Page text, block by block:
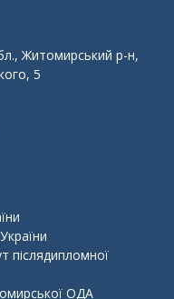
Житомирський р-н,
5
післядипломної
ОДА